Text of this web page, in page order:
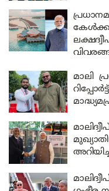
മാലി